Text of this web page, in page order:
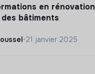
en rénovation
bâtiments
•21 janvier 2025